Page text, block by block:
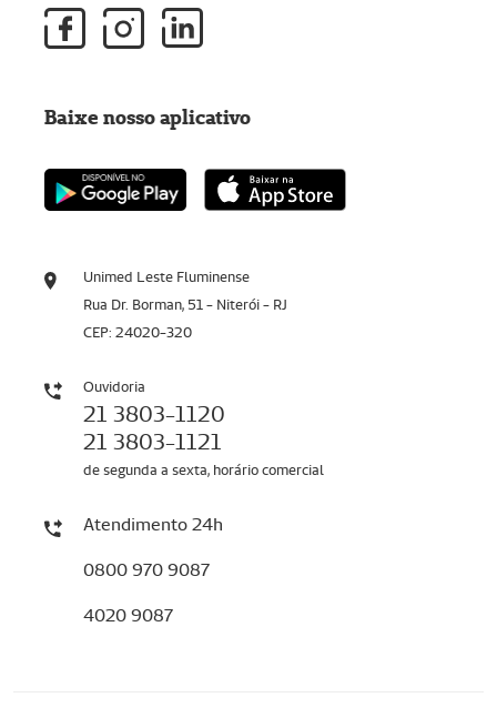
Unimed Leste Fluminense
Rua Dr. Borman, 51 - Niterói - RJ
CEP: 24020-320
Ouvidoria
21 3803-1120
21 3803-1121
de segunda a sexta, horário comercial
Atendimento 24h
0800 970 9087
4020 9087
Baixe nosso aplicativo